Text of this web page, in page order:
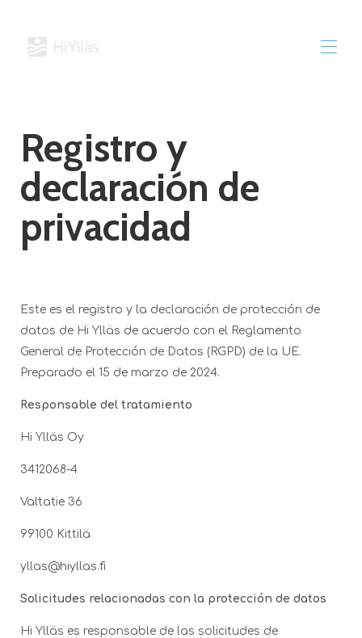
Contáctenos
Registro y
declaración de
privacidad
Este es el registro y la declaración de protección de
datos de Hi Ylläs de acuerdo con el Reglamento
General de Protección de Datos (RGPD) de la UE.
Preparado el 15 de marzo de 2024.
Responsable del tratamiento
Hi Ylläs Oy
3412068-4
Valtatie 36
99100 Kittilä
yllas@hiyllas.fi
Solicitudes relacionadas con la protección de datos
Hi Ylläs es responsable de las solicitudes de